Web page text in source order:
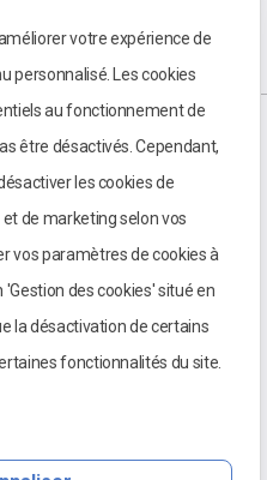
votre expérience de
personnalisé. Les cookies
au fonctionnement de
être désactivés. Cependant,
les cookies de
de marketing selon vos
vos paramètres de cookies à
des cookies' situé en
la désactivation de certains
fonctionnalités du site.